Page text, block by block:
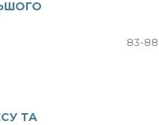
83-88
ТА